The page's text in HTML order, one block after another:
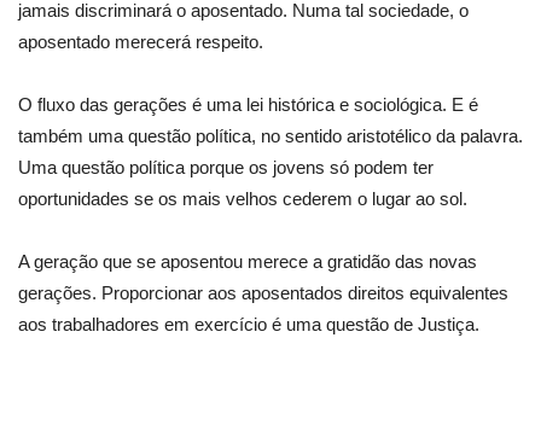
jamais discriminará o aposentado. Numa tal sociedade, o
aposentado merecerá respeito.
O fluxo das gerações é uma lei histórica e sociológica. E é
também uma questão política, no sentido aristotélico da palavra.
Uma questão política porque os jovens só podem ter
oportunidades se os mais velhos cederem o lugar ao sol.
A geração que se aposentou merece a gratidão das novas
gerações. Proporcionar aos aposentados direitos equivalentes
aos trabalhadores em exercício é uma questão de Justiça.